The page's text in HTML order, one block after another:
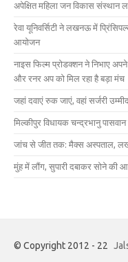
अपेक्षित महिला जन विकास संस्थान
रेवा यूनिवर्सिटी ने लखनऊ में
आयोजन
नाइस फिल्म प्रोडक्शन ने निभाए
और रनर अप को मिल रहा है बड़ा मंच
जहां दवाएं रुक जाएं, वहां सर्जरी
मिल्कीपुर विधायक चन्द्रभानु
जांच से जीत तक: मैक्स अस्पताल,
मुंह में लौंग, सुपारी दबाकर सोने की
© Copyright 2012 - 22